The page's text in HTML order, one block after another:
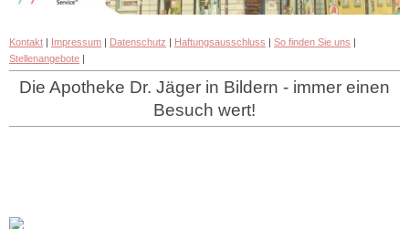
Kontakt | Impressum | Datenschutz | Haftungsausschluss | So finden Sie uns |
Stellenangebote |
Die Apotheke Dr. Jäger in Bildern - immer einen
Besuch wert!